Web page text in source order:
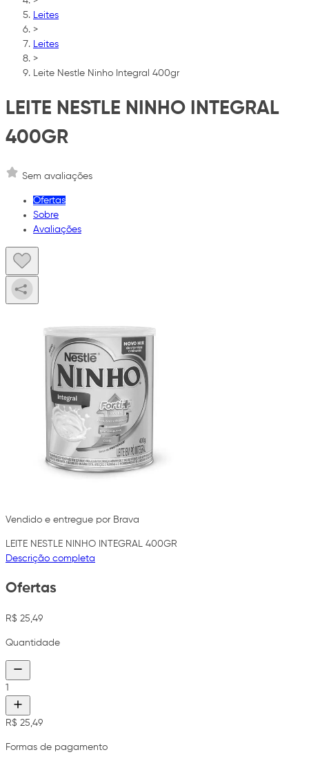
Leites
>
Leites
>
Leite Nestle Ninho Integral 400gr
LEITE NESTLE NINHO INTEGRAL
400GR
Sem avaliações
Ofertas
Sobre
Avaliações
Vendido e entregue por Brava
LEITE NESTLE NINHO INTEGRAL 400GR
Descrição completa
Ofertas
R$ 25,49
Quantidade
1
R$ 25,49
Formas de pagamento